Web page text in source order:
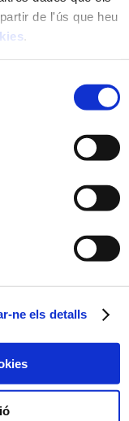
de l'ús que heu
.
ne els detalls